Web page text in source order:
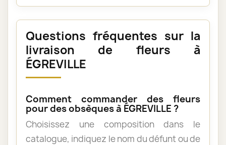
Questions fréquentes sur la
livraison de fleurs à
ÉGREVILLE
Comment commander des fleurs
pour des obsèques à ÉGREVILLE ?
Choisissez une composition dans le
catalogue, indiquez le nom du défunt ou de